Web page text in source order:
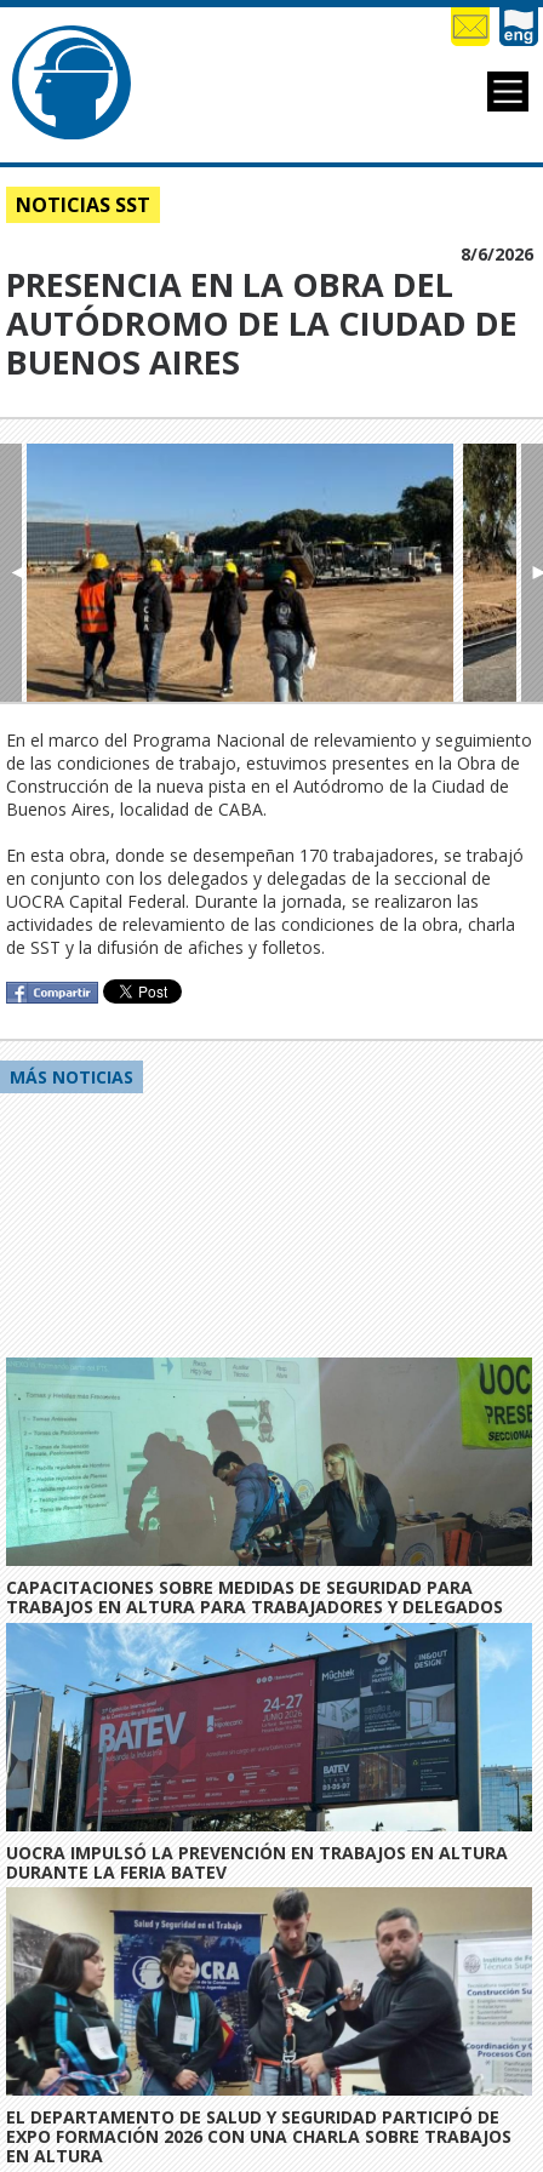
NOTICIAS SST
8/6/2026
PRESENCIA EN LA OBRA DEL
AUTÓDROMO DE LA CIUDAD DE
BUENOS AIRES
◄
En el marco del Programa Nacional de relevamiento y seguimiento
de las condiciones de trabajo, estuvimos presentes en la Obra de
Construcción de la nueva pista en el Autódromo de la Ciudad de
Buenos Aires, localidad de CABA.
En esta obra, donde se desempeñan 170 trabajadores, se trabajó
en conjunto con los delegados y delegadas de la seccional de
UOCRA Capital Federal. Durante la jornada, se realizaron las
actividades de relevamiento de las condiciones de la obra, charla
de SST y la difusión de afiches y folletos.
MÁS NOTICIAS
CAPACITACIONES SOBRE MEDIDAS DE SEGURIDAD PARA
TRABAJOS EN ALTURA PARA TRABAJADORES Y DELEGADOS
UOCRA IMPULSÓ LA PREVENCIÓN EN TRABAJOS EN ALTURA
DURANTE LA FERIA BATEV
EL DEPARTAMENTO DE SALUD Y SEGURIDAD PARTICIPÓ DE
EXPO FORMACIÓN 2026 CON UNA CHARLA SOBRE TRABAJOS
EN ALTURA